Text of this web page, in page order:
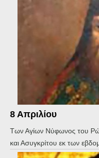
8 Απριλίου
Των Αγίων Νύφωνος του
και Ασυγκρίτου εκ των